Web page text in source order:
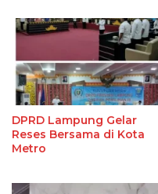
DPRD Lampung Gelar
Reses Bersama di Kota
Metro